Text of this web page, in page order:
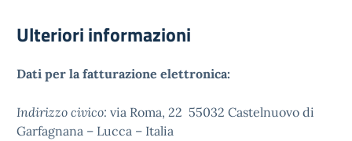
Ulteriori informazioni
Dati per la fatturazione elettronica:
Indirizzo civico: via Roma, 22 55032 Castelnuovo di
Garfagnana – Lucca – Italia